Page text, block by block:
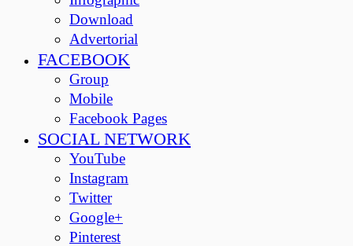
Download
Advertorial
FACEBOOK
Group
Mobile
Facebook Pages
SOCIAL NETWORK
YouTube
Instagram
Twitter
Google+
Pinterest